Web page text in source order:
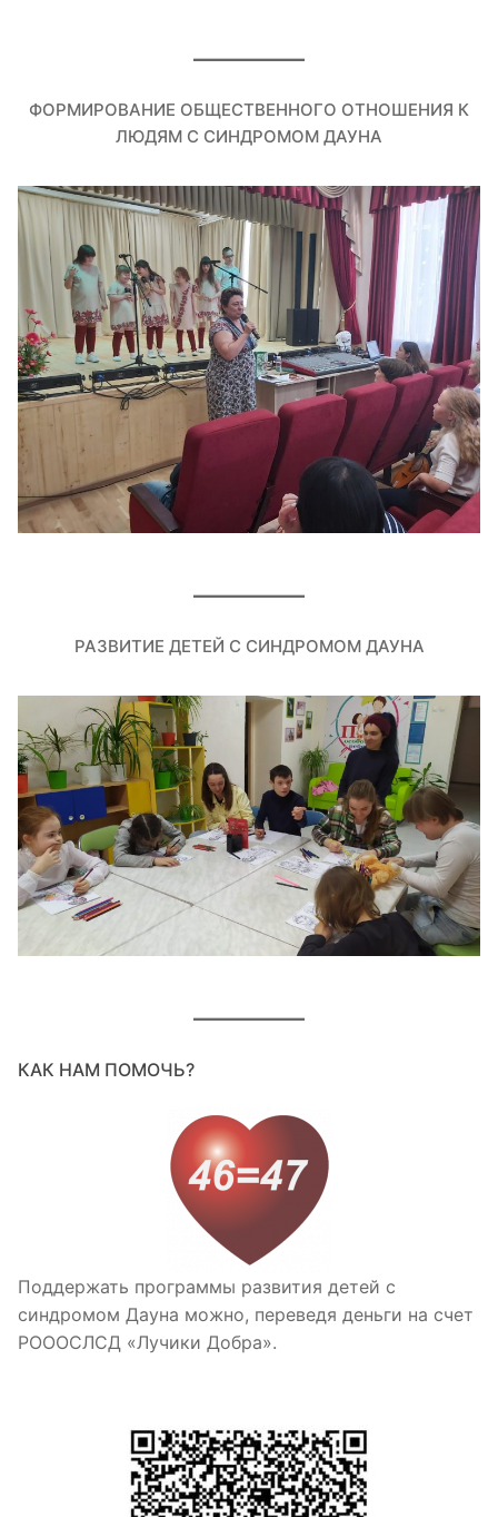
ФОРМИРОВАНИЕ ОБЩЕСТВЕННОГО ОТНОШЕНИЯ К
ЛЮДЯМ С СИНДРОМОМ ДАУНА
РАЗВИТИЕ ДЕТЕЙ С СИНДРОМОМ ДАУНА
КАК НАМ ПОМОЧЬ?
Поддержать программы развития детей с
синдромом Дауна можно, переведя деньги на счет
РОООСЛСД «Лучики Добра».